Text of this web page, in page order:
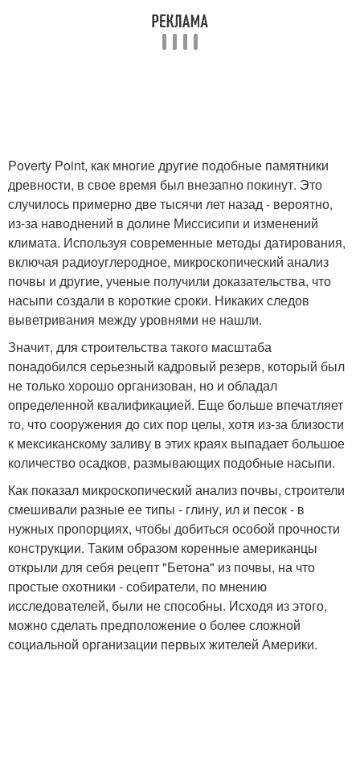
Poverty Point, как многие другие подобные памятники
древности, в свое время был внезапно покинут. Это
случилось примерно две тысячи лет назад - вероятно,
из-за наводнений в долине Миссисипи и изменений
климата. Используя современные методы датирования,
включая радиоуглеродное, микроскопический анализ
почвы и другие, ученые получили доказательства, что
насыпи создали в короткие сроки. Никаких следов
выветривания между уровнями не нашли.
Значит, для строительства такого масштаба
понадобился серьезный кадровый резерв, который был
не только хорошо организован, но и обладал
определенной квалификацией. Еще больше впечатляет
то, что сооружения до сих пор целы, хотя из-за близости
к мексиканскому заливу в этих краях выпадает большое
количество осадков, размывающих подобные насыпи.
Как показал микроскопический анализ почвы, строители
смешивали разные ее типы - глину, ил и песок - в
нужных пропорциях, чтобы добиться особой прочности
конструкции. Таким образом коренные американцы
открыли для себя рецепт "Бетона" из почвы, на что
простые охотники - собиратели, по мнению
исследователей, были не способны. Исходя из этого,
можно сделать предположение о более сложной
социальной организации первых жителей Америки.